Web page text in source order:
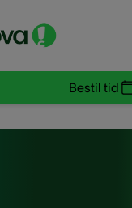
Bestil tid